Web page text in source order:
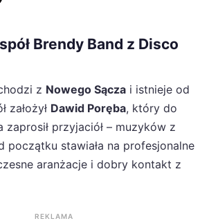
Brendy Band z Disco
z Nowego Sącza i istnieje od
założył Dawid Poręba, który do
zaprosił przyjaciół – muzyków z
początku stawiała na profesjonalne
aranżacje i dobry kontakt z
REKLAMA